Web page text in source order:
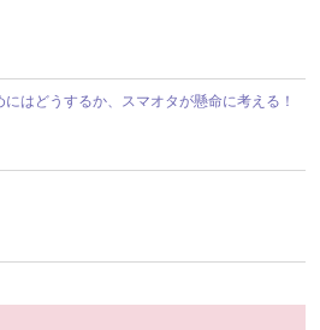
はどうするか、スマオタが懸命に考える！